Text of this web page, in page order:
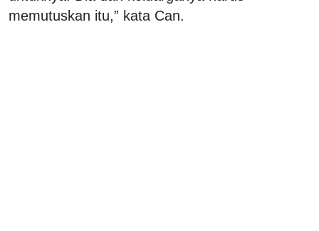
memutuskan itu,” kata Can.